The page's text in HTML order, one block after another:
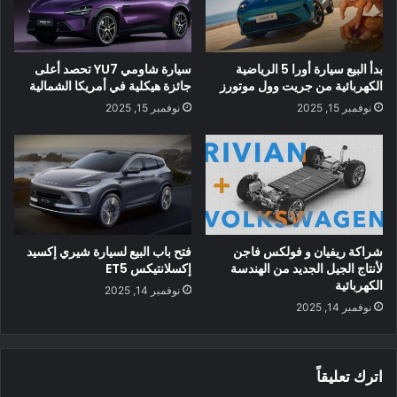
69% زيادة في الإنتاج مقارنة بالربع الأول 2021
إنه يمثل زيادة سنوية في الإنتاج بنسبة 69٪ بينما شهدت معظم
شركات صناعة السيارات الأخرى انخفاضًا في الطاقة الإنتاجية خلال
العام الماضي بسبب مشكلات سلسلة التوريد.
بدأ البيع سيارة أورا 5 الرياضية
الكهربائية من جريت وول موتورز
نوفمبر 15, 2025
سيارة شاومي YU7 تحصد أعلى
جائزة هيكلية في أمريكا الشمالية
نوفمبر 15, 2025
شراكة ريفيان و فولكس فاجن
لأنتاج الجيل الجديد من الهندسة
الكهربائية
نوفمبر 14, 2025
فتح باب البيع لسيارة شيري إكسيد
إكسلانتيكس ET5
نوفمبر 14, 2025
اترك تعليقاً